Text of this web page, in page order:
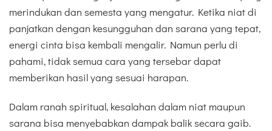
merindukan dan semesta yang mengatur. Ketika niat di
panjatkan dengan kesungguhan dan sarana yang tepat,
energi cinta bisa kembali mengalir. Namun perlu di
pahami, tidak semua cara yang tersebar dapat
memberikan hasil yang sesuai harapan.
Dalam ranah spiritual, kesalahan dalam niat maupun
sarana bisa menyebabkan dampak balik secara gaib.